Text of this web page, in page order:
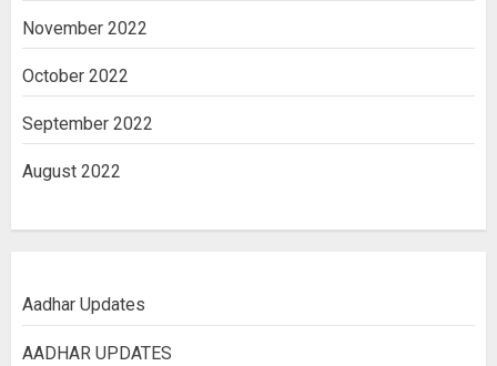
November 2022
October 2022
September 2022
August 2022
Aadhar Updates
AADHAR UPDATES